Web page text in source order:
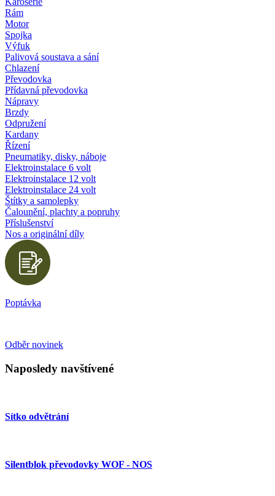
Rám
Motor
Spojka
Výfuk
Palivová soustava a sání
Chlazení
Převodovka
Přídavná převodovka
Nápravy
Brzdy
Odpružení
Kardany
Řízení
Pneumatiky, disky, náboje
Elektroinstalace 6 volt
Elektroinstalace 12 volt
Elektroinstalace 24 volt
Štítky a samolepky
Čalounění, plachty a popruhy
Příslušenství
Nos a originální díly
Poptávka
Odběr novinek
Naposledy navštívené
Sítko odvětrání
Silentblok převodovky WOF - NOS